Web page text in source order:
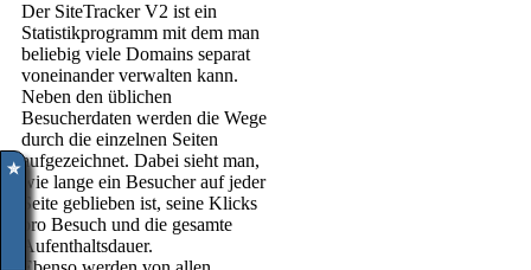
✮
Der SiteTracker V2 ist ein
Statistikprogramm mit dem man
beliebig viele Domains separat
voneinander verwalten kann.
Neben den üblichen
Besucherdaten werden die Wege
durch die einzelnen Seiten
aufgezeichnet. Dabei sieht man,
wie lange ein Besucher auf jeder
Seite geblieben ist, seine Klicks
pro Besuch und die gesamte
Aufenthaltsdauer.